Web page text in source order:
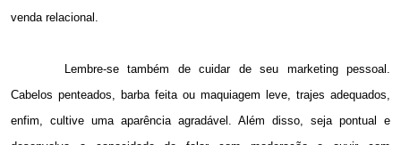
venda relacional.
Lembre-se também de cuidar de seu marketing pessoal.
Cabelos penteados, barba feita ou maquiagem leve, trajes adequados,
enfim, cultive uma aparência agradável. Além disso, seja pontual e